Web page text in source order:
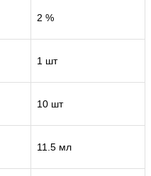
2 %
1 шт
10 шт
11.5 мл